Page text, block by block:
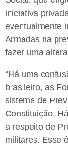
iniciativa
eventualmente
Armadas na
fazer uma
“Há uma
brasileiro, as
sistema de
Constituição.
a respeito de
militares. Esse